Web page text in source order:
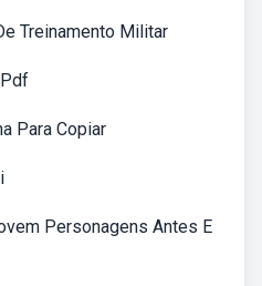
Treinamento Militar
Para Copiar
Personagens Antes E